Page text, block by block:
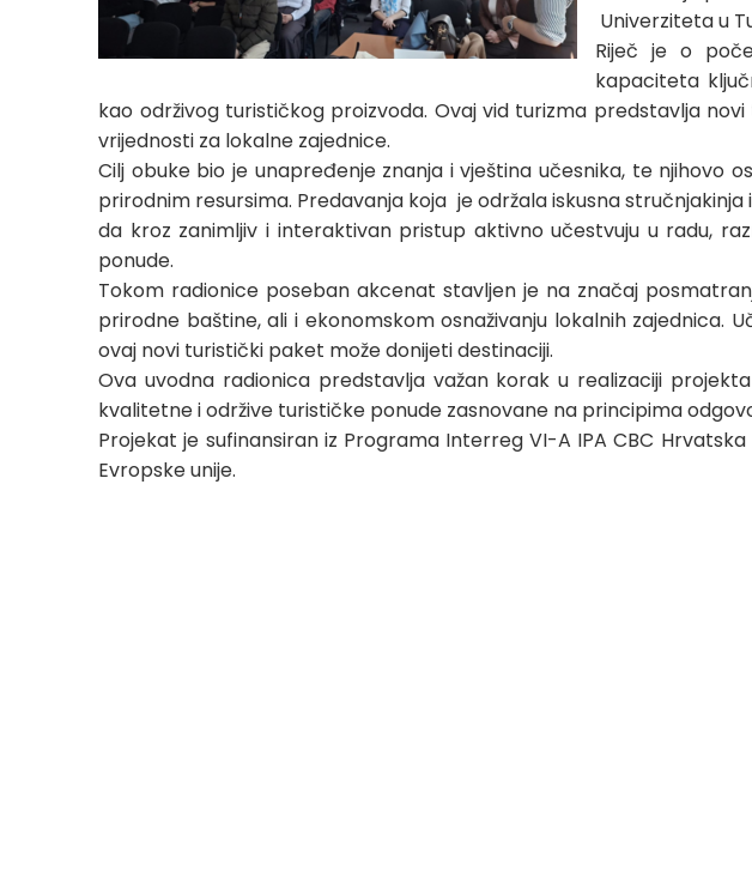
Univerziteta u
Riječ je o
kapaciteta
kao održivog turističkog proizvoda. Ovaj vid turizma predstavlja
vrijednosti za lokalne zajednice.
Cilj obuke bio je unapređenje znanja i vještina učesnika, te njihovo
prirodnim resursima. Predavanja koja je održala iskusna
da kroz zanimljiv i interaktivan pristup aktivno učestvuju u radu,
ponude.
Tokom radionice poseban akcenat stavljen je na značaj
prirodne baštine, ali i ekonomskom osnaživanju lokalnih zajednica.
ovaj novi turistički paket može donijeti destinaciji.
Ova uvodna radionica predstavlja važan korak u realizaciji
kvalitetne i održive turističke ponude zasnovane na principima
Projekat je sufinansiran iz Programa Interreg VI-A IPA CBC
Evropske unije.